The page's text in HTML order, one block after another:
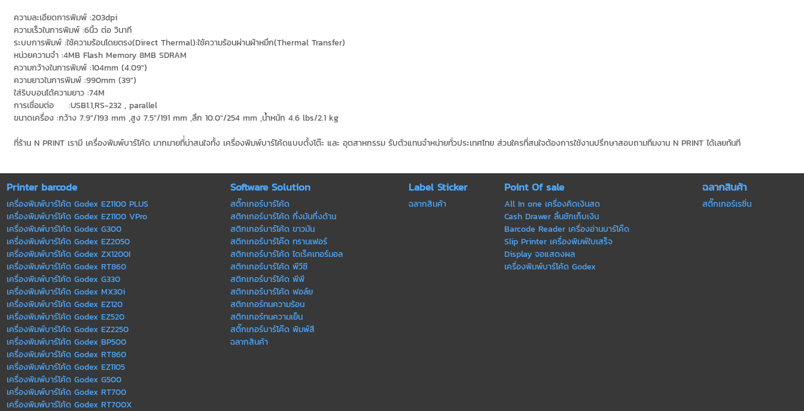
ความละเอียดการพิมพ์ :203dpi
ความเร็วในการพิมพ์ :6นิ้ว ต่อ วินาที
ระบบการพิมพ์ :ใช้ความร้อนโดยตรง(Direct Thermal):ใช้ความร้อนผ่านผ้าหมึก(Thermal Transfer)
หน่วยความจำ :4MB Flash Memory 8MB SDRAM
ความกว้างในการพิมพ์ :104mm (4.09")
ความยาวในการพิมพ์ :990mm (39")
ใส่ริบบอนได้ความยาว :74M
การเชื่อมต่อ :USB1.1,RS-232 , parallel
ขนาดเครื่อง :กว้าง 7.9"/193 mm ,สูง 7.5"/191 mm ,ลึก 10.0"/254 mm ,น้ำหนัก 4.6 lbs/2.1 kg
ที่ร้าน N PRINT เรามี เครื่องพิมพ์บาร์โค้ด มากมายที่่น่าสนใจทั้ง เครื่องพิมพ์บาร์โค้ดแบบตั้งโต๊ะ และ อุตสาหกรรม รับตัวแทนจำหน่ายทั่วประเทศไทย ส่วนใครที่สนใจต้องการใช้งานปรึกษาสอบถามทีมงาน N PRINT ได้เลยทันที
Printer barcode
เครื่องพิมพ์บาร์โค้ด Godex EZ1100 PLUS
เครื่องพิมพ์บาร์โค้ด Godex EZ1100 VPro
เครื่องพิมพ์บาร์โค้ด Godex G300
เครื่องพิมพ์บาร์โค้ด Godex EZ2050
เครื่องพิมพ์บาร์โค้ด Godex ZX1200I
เครื่องพิมพ์บาร์โค้ด Godex RT860
เครื่องพิมพ์บาร์โค้ด Godex G330
เครื่องพิมพ์บาร์โค้ด Godex MX30i
เครื่องพิมพ์บาร์โค้ด Godex EZ120
เครื่องพิมพ์บาร์โค้ด Godex EZ520
เครื่องพิมพ์บาร์โค้ด Godex EZ2250
เครื่องพิมพ์บาร์โค้ด Godex ฺBP500
เครื่องพิมพ์บาร์โค้ด Godex RT860
เครื่องพิมพ์บาร์โค้ด Godex EZ1105
เครื่องพิมพ์บาร์โค้ด Godex G500
เครื่องพิมพ์บาร์โค้ด Godex RT700
เครื่องพิมพ์บาร์โค้ด Godex RT700X
Software Solution
สติ๊กเกอร์บาร์โค้ด
สติกเกอร์บาร์โค้ด กึ่งมันกึ่งด้าน
สติกเกอร์บาร์โค้ด ขาวมัน
สติกเกอร์บาร์โค๊ด ทรานเฟอร์
สติกเกอร์บาร์โค้ด ไดเร็คเทอร์มอล
สติกเกอร์บาร์โค้ด พีวีซี
สติกเกอร์บาร์โค้ด พีพี
สติกเกอร์บาร์โค้ด ฟอล์ย
สติกเกอร์ทนความร้อน
สติกเกอร์ทนความเย็น
สติ๊กเกอร์บาร์โค๊ด พิมพ์สี
ฉลากสินค้า
Label Sticker
ฉลากสินค้า
Point Of sale
All In one เครื่องคิดเงินสด
Cash Drawer ลิ้นชักเก็บเงิน
Barcode Reader เครื่องอ่านบาร์โค๊ด
Slip Printer เครื่องพิมพ์ใบเสร็จ
Display จอแสดงผล
เครื่องพิมพ์บาร์โค้ด Godex
ฉลากสินค้า
สติ๊กเกอร์เรซิ่น